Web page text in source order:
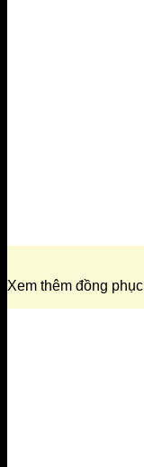
Xem thêm đồng phục